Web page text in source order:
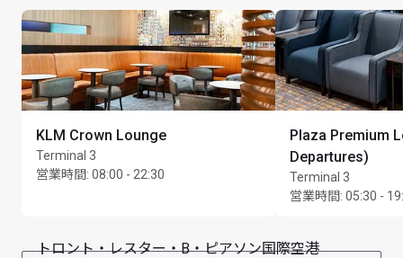
米国行きの便または国際線でご出発のお客様は、この
ラウンジをご利用になれません。
KLM Crown Lounge
Terminal 3
営業時間: 08:00 - 22:30
Plaza Premium
Departures)
Terminal 3
営業時間: 05:30 -
トロント・レスター・B・ピアソン国際空港